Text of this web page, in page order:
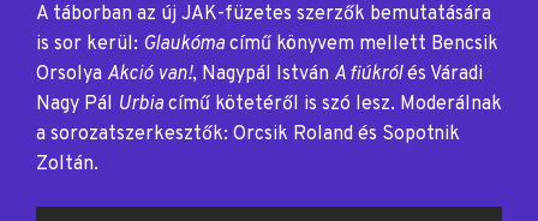
A táborban az új JAK-füzetes szerzők bemutatására
is sor kerül: Glaukóma című könyvem mellett Bencsik
Orsolya Akció van!, Nagypál István A fiúkrólés Váradi
Nagy Pál Urbia című kötetéről is szó lesz. Moderálnak
a sorozatszerkesztők: Orcsik Roland és Sopotnik
Zoltán.